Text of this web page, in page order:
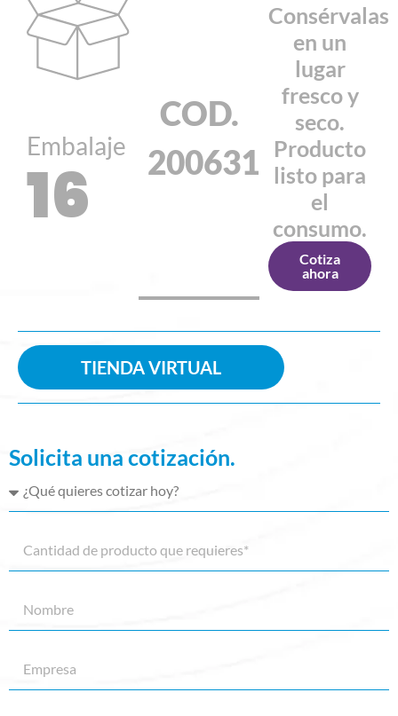
Embalaje
16
COD.
200631
Consérvalas
en un
lugar
fresco y
seco.
Producto
listo para
el
consumo.
Cotiza
ahora
TIENDA VIRTUAL
Solicita una cotización.